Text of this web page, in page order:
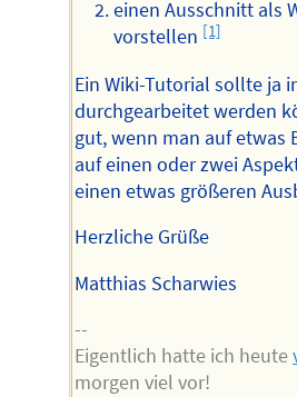
einen Ausschnitt als
vorstellen [1]
Ein Wiki-Tutorial sollte ja
durchgearbeitet werden
gut, wenn man auf etwas
auf einen oder zwei
einen etwas größeren
Herzliche Grüße
Matthias Scharwies
--
Eigentlich hatte ich heute
morgen viel vor!